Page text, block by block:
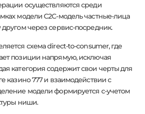
осуществляются среди
модели C2C-модель частные-лица
через сервис-посредник.
схема direct-to-consumer, где
позиции напрямую, исключая
категория содержит свои черты для
казино 777 и взаимодействии с
модели формируется с-учетом
ниши.